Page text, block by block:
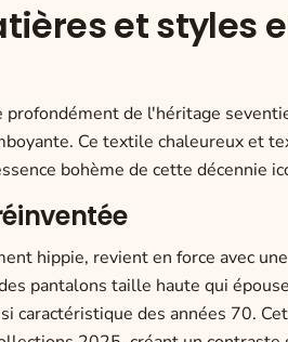
et styles
de l'héritage
Ce textile chaleureux et
bohème de cette décennie
hippie, revient en force avec
pantalons taille haute qui
caractéristique des années 70.